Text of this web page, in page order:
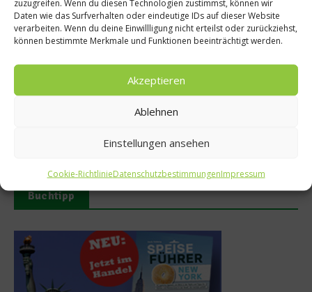
zuzugreifen. Wenn du diesen Technologien zustimmst, können wir
Daten wie das Surfverhalten oder eindeutige IDs auf dieser Website
verarbeiten. Wenn du deine Einwillligung nicht erteilst oder zurückziehst,
können bestimmte Merkmale und Funktionen beeinträchtigt werden.
Akzeptieren
Ablehnen
Einstellungen ansehen
Cookie-RichtlinieDatenschutzbestimmungenImpressum
Weltgrößte Spirituosen-Sammlung soll für 6
Millionen Euro verkauft werden!
Besitzer der “weltgrößten klassischen Spirituosen-Sammlung”
verdient. Er ist aber dazu bereit, diesen Titel für 6 Millionen
als 5,000 abgefüllten Getränken wie zum Beispiel 250 Jahre
andere seltene Spirituosen....
Weiterlesen
Buchtipp